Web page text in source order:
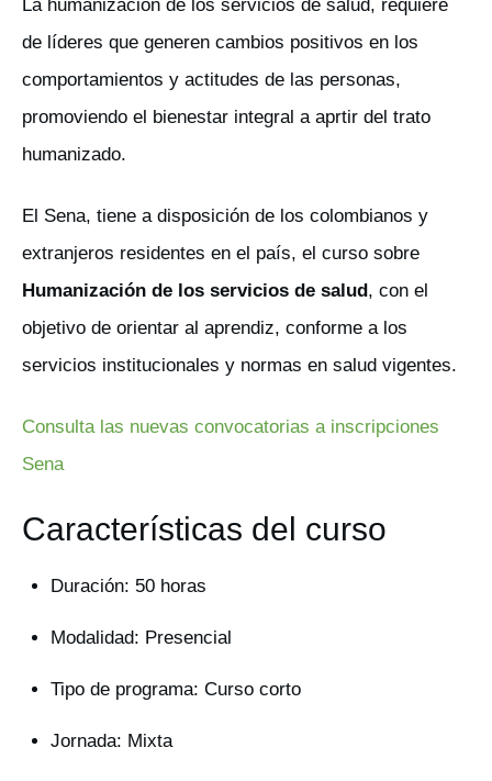
La humanización de los servicios de salud, requiere
de líderes que generen cambios positivos en los
comportamientos y actitudes de las personas,
promoviendo el bienestar integral a aprtir del trato
humanizado.
El Sena, tiene a disposición de los colombianos y
extranjeros residentes en el país, el curso sobre
Humanización de los servicios de salud , con el
objetivo de orientar al aprendiz, conforme a los
servicios institucionales y normas en salud vigentes.
Consulta las nuevas convocatorias a inscripciones
Sena
Características del curso
Duración: 50 horas
Modalidad: Presencial
Tipo de programa: Curso corto
Jornada: Mixta